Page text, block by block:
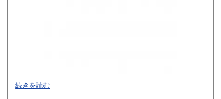
買取品目一覧
続きを読む